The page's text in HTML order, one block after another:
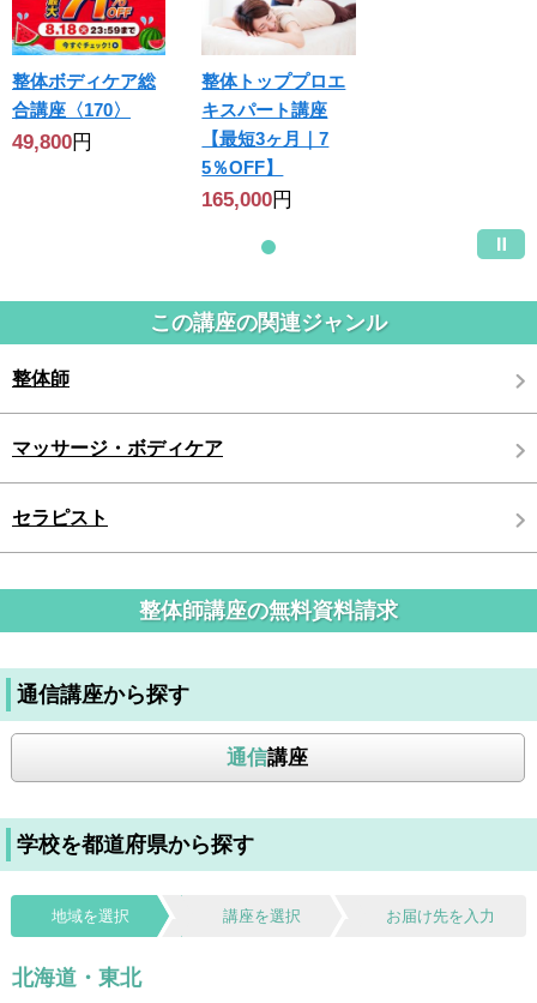
整体ボディケア総
合講座〈170〉
49,800円
整体トッププロエ
キスパート講座
【最短3ヶ月｜7
5％OFF】
165,000円
この講座の関連ジャンル
整体師
マッサージ・ボディケア
セラピスト
整体師講座の無料資料請求
通信講座から探す
通信講座
学校を都道府県から探す
地域を選択 講座を選択 お届け先を入力
北海道・東北